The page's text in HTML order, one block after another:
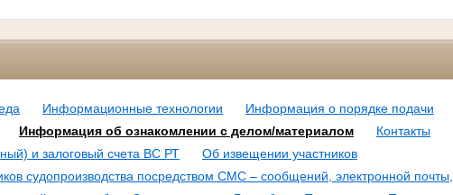
Информационные технологии
Информация о порядке подачи
Информация об ознакомлении с делом/материалом
Контакты
и залоговый счета ВС РТ
Об извещении участников
судопроизводства посредством СМС – сообщений, электронной почты,